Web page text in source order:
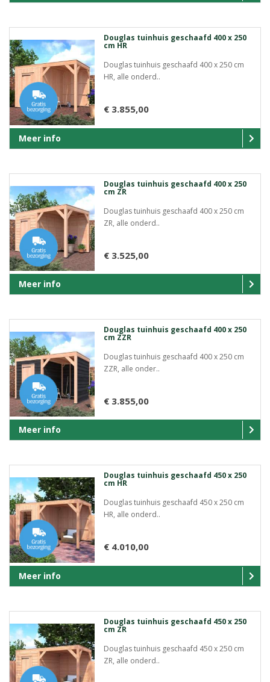
Douglas tuinhuis geschaafd 400 x 250
cm HR
Douglas tuinhuis geschaafd 400 x 250 cm
HR, alle onderd..
€ 3.855,00
Meer info
Douglas tuinhuis geschaafd 400 x 250
cm ZR
Douglas tuinhuis geschaafd 400 x 250 cm
ZR, alle onderd..
€ 3.525,00
Meer info
Douglas tuinhuis geschaafd 400 x 250
cm ZZR
Douglas tuinhuis geschaafd 400 x 250 cm
ZZR, alle onder..
€ 3.855,00
Meer info
Douglas tuinhuis geschaafd 450 x 250
cm HR
Douglas tuinhuis geschaafd 450 x 250 cm
HR, alle onderd..
€ 4.010,00
Meer info
Douglas tuinhuis geschaafd 450 x 250
cm ZR
Douglas tuinhuis geschaafd 450 x 250 cm
ZR, alle onderd..